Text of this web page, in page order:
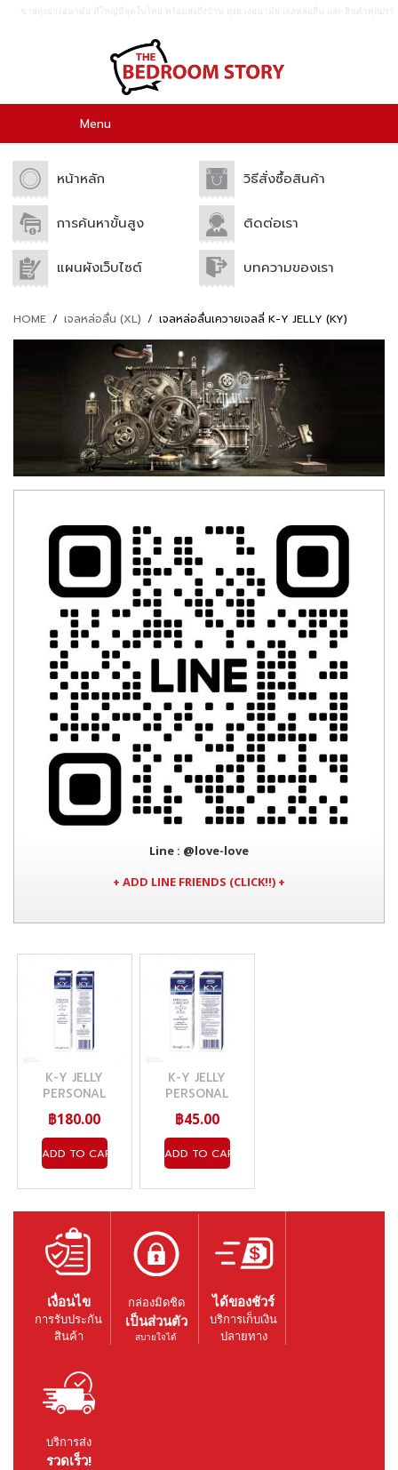
ขายถุงยางอนามัย ที่ใหญ่ที่สุดในไทย พร้อมส่งถึงบ้าน ถุงยางอนามัย เจลหล่อลื่น เเละ สินค้าคุณภา
Menu
หน้าหลัก วิธีสั่งซื้อสินค้า
การค้นหาขั้นสูง ติดต่อเรา
แผนผังเว็บไซต์ บทความของเรา
HOME / เจลหล่อลื่น (XL) / เจลหล่อลื่นเควายเจลลี่ K-Y JELLY (KY)
Line : @love-love
+ ADD LINE FRIENDS (CLICK!!) +
K-Y JELLY
PERSONAL
LUBRICANT 50G.
(เค-วาย เจลสูตรน้ำ)
฿180.00
ADD TO CART
K-Y JELLY
PERSONAL
LUBRICANT 15G.
(เค-วาย เจลสูตรน้ำ)
฿45.00
ADD TO CART
เงื่อนไข
การรับประกัน
สินค้า
กล่องมิดชิด
เป็นส่วนตัว
สบายใจได้
ได้ของชัวร์
บริการเก็บเงิน
ปลายทาง
บริการส่ง
รวดเร็ว!